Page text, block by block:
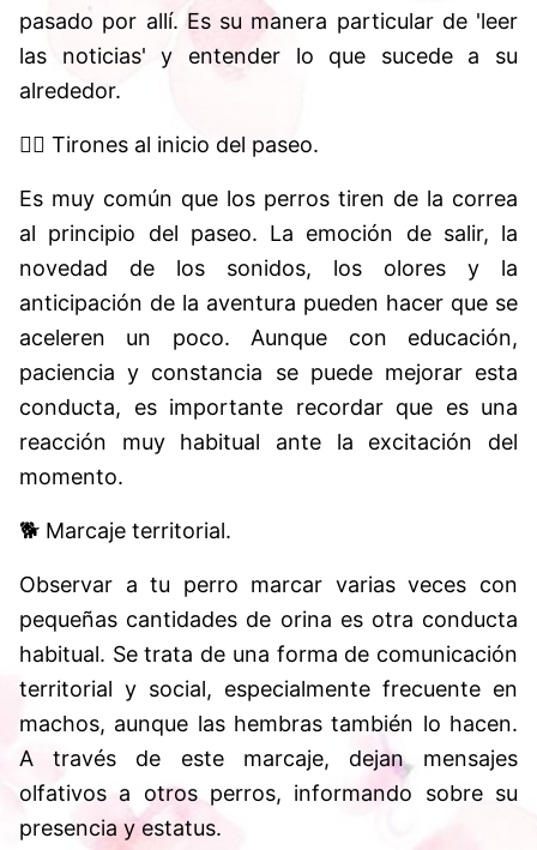
pasado por allí. Es su manera particular de 'leer
las noticias' y entender lo que sucede a su
alrededor.
🚶‍♂️ Tirones al inicio del paseo.
Es muy común que los perros tiren de la correa
al principio del paseo. La emoción de salir, la
novedad de los sonidos, los olores y la
anticipación de la aventura pueden hacer que se
aceleren un poco. Aunque con educación,
paciencia y constancia se puede mejorar esta
conducta, es importante recordar que es una
reacción muy habitual ante la excitación del
momento.
🐕 Marcaje territorial.
Observar a tu perro marcar varias veces con
pequeñas cantidades de orina es otra conducta
habitual. Se trata de una forma de comunicación
territorial y social, especialmente frecuente en
machos, aunque las hembras también lo hacen.
A través de este marcaje, dejan mensajes
olfativos a otros perros, informando sobre su
presencia y estatus.